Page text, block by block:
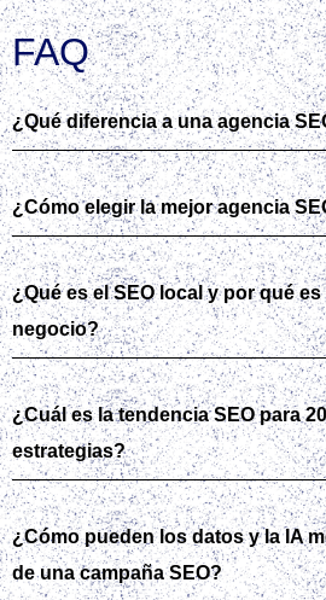
FAQ
¿Qué diferencia a una agencia
¿Cómo elegir la mejor agencia
¿Qué es el SEO local y por qué
negocio?
¿Cuál es la tendencia SEO para
estrategias?
¿Cómo pueden los datos y la IA
de una campaña SEO?